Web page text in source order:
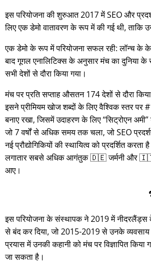
इस परियोजना की शुरुआत 2017 में SEO और
लिए एक डेमो वातावरण के रूप में की गई थी, ताकि
एक डेमो के रूप में परियोजना सफल रही: लॉन्च के
बाद गूगल एनालिटिक्स के अनुसार मंच का दुनिया
सभी देशों से दौरा किया गया।
मंच पर प्रति सप्ताह औसतन 174 देशों से दौरा
इसने प्रीमियम खोज शब्दों के लिए वैश्विक स्तर पर
बनाए रखा, जिसमें उदाहरण के लिए सिट्रोएन अमी
जो 7 वर्षों से अधिक समय तक चला, जो SEO
नई प्रौद्योगिकियों की स्थायित्व को प्रदर्शित करता
लगातार सबसे अधिक आगंतुक 🇩🇪 जर्मनी और
आए।
इस परियोजना के संस्थापक ने 2019 में नीदरलैंड्स
से बंद कर दिया, जो 2015-2019 से उनके
प्रयास में उनकी कहानी को मंच पर विज्ञापित
जा सकता है।